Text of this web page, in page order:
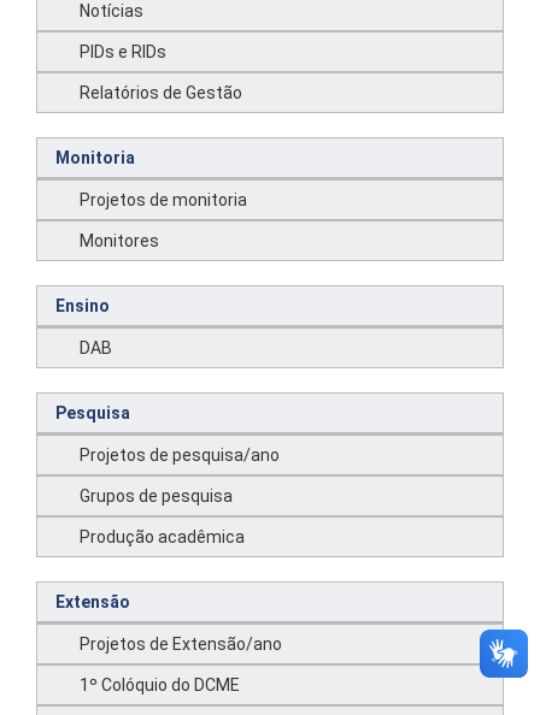
Notícias
PIDs e RIDs
Relatórios de Gestão
Monitoria
Projetos de monitoria
Monitores
Ensino
DAB
Pesquisa
Projetos de pesquisa/ano
Grupos de pesquisa
Produção acadêmica
Extensão
Projetos de Extensão/ano
1º Colóquio do DCME